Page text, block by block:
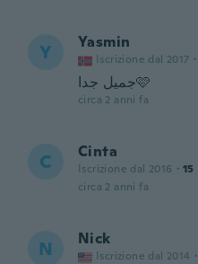
Y Yasmin
Iscrizione dal 2017 ·
جميل جدا🩷
circa 2 anni fa
C Cinta
Iscrizione dal 2016 · 15
circa 2 anni fa
N Nick
Iscrizione dal 2014 ·